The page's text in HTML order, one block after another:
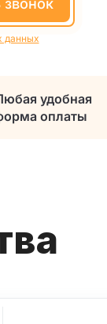
данных
удобная
оплаты